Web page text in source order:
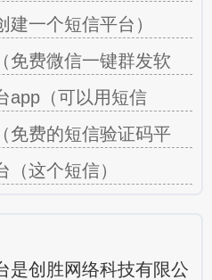
一个短信平台）
免费微信一键群发软
app（可以用短信
免费的短信验证码平
这个短信）
是创胜网络科技有限公